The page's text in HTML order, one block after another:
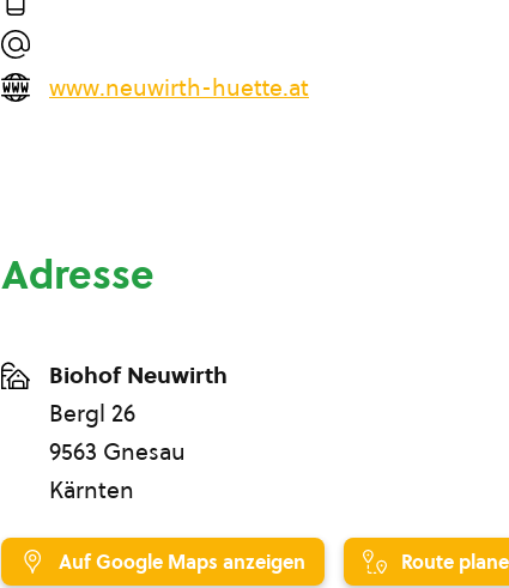
www.neuwirth-huette.at
Adresse
Biohof Neuwirth
Bergl 26
9563 Gnesau
Kärnten
Auf Google Maps anzeigen Route